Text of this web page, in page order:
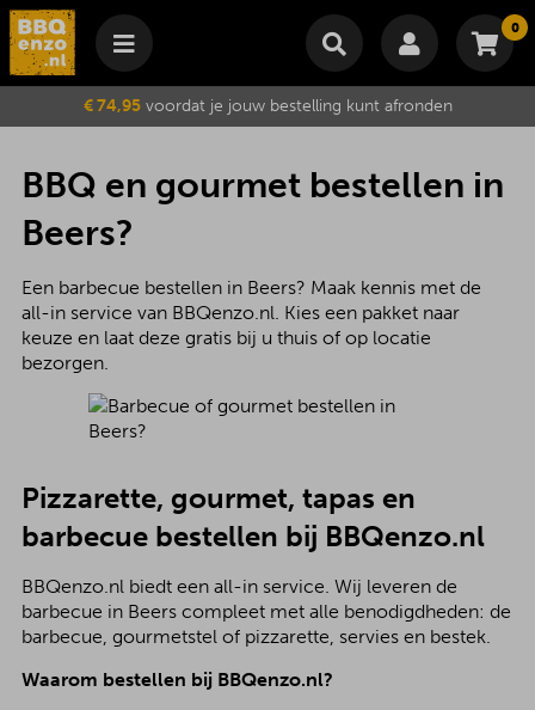
0
Winkelmand
Je winkelwagen is momenteel leeg.
Subtotaal €
Wijzig winkelmand Bestellen
€ 74,95voordat je jouw bestelling kunt afronden
BBQ en gourmet bestellen in
Beers?
Een barbecue bestellen in Beers? Maak kennis met de
all-in service van BBQenzo.nl. Kies een pakket naar
keuze en laat deze gratis bij u thuis of op locatie
bezorgen.
Pizzarette, gourmet, tapas en
barbecue bestellen bij BBQenzo.nl
BBQenzo.nl biedt een all-in service. Wij leveren de
barbecue in Beers compleet met alle benodigdheden: de
barbecue, gourmetstel of pizzarette, servies en bestek.
Waarom bestellen bij BBQenzo.nl?